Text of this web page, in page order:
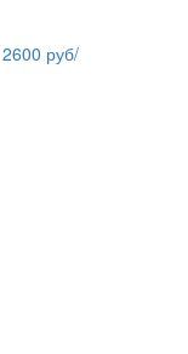
2600 руб/